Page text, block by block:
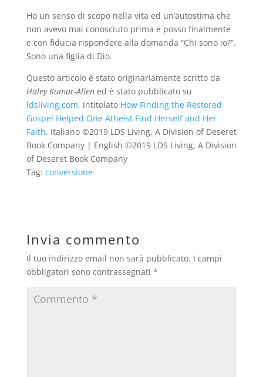
Ho un senso di scopo nella vita ed un’autostima che
non avevo mai conosciuto prima e posso finalmente
e con fiducia rispondere alla domanda “Chi sono io?”.
Sono una figlia di Dio.
Questo articolo è stato originariamente scritto da
Haley Kumar-Allened è stato pubblicato su
ldsliving.com, intitolato How Finding the Restored
Gospel Helped One Atheist Find Herself and Her
Faith. Italiano ©2019 LDS Living, A Division of Deseret
Book Company | English ©2019 LDS Living, A Division
of Deseret Book Company
Tag: conversione
Invia commento
Il tuo indirizzo email non sarà pubblicato. I campi
obbligatori sono contrassegnati *